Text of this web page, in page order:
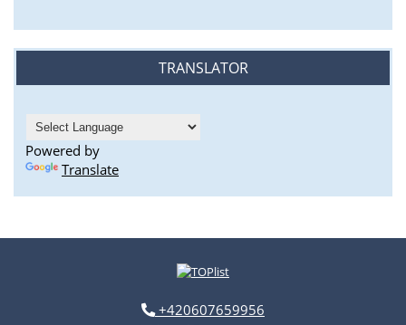
TRANSLATOR
Powered by
Translate
+420607659956